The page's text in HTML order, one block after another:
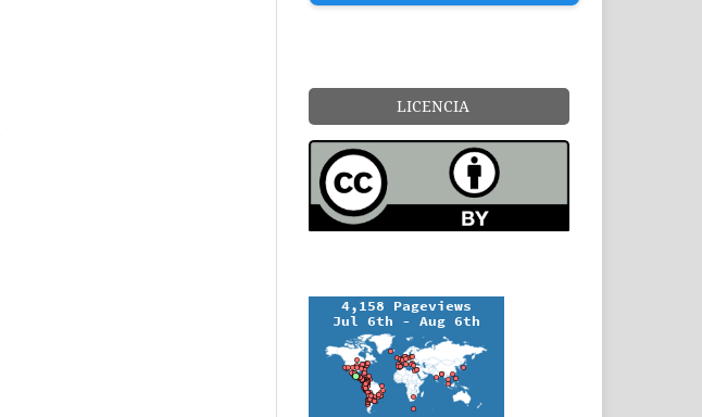
LICENCIA